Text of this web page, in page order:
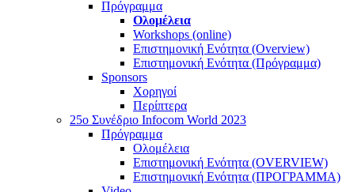
Πρόγραμμα
Ολομέλεια
Workshops (online)
Επιστημονική Ενότητα (Overview)
Επιστημονική Ενότητα (Πρόγραμμα)
Sponsors
Χορηγοί
Περίπτερα
25o Συνέδριο Infocom World 2023
Πρόγραμμα
Ολομέλεια
Επιστημονική Ενότητα (OVERVIEW)
Επιστημονική Ενότητα (ΠΡΟΓΡΑΜΜΑ)